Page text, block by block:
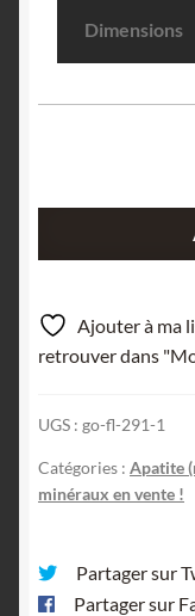
Dimensions
sur
Albite,
Piz
Grisons,
Suisse.
Ajouter à ma
retrouver dans
UGS : go-fl-291-1
Catégories : Apatite
minéraux en vente !
Partager sur
Partager sur